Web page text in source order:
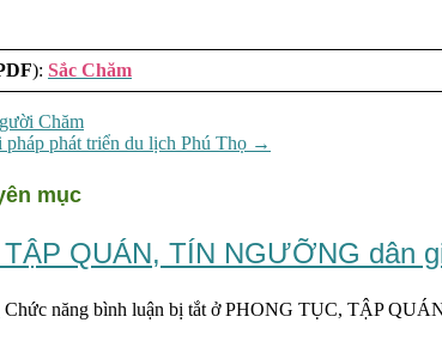
): Sắc Chăm
Chăm
phát triển du lịch Phú Thọ →
mục
QUÁN, TÍN NGƯỠNG dân
Chức năng bình luận bị tắt ở PHONG TỤC, TẬP